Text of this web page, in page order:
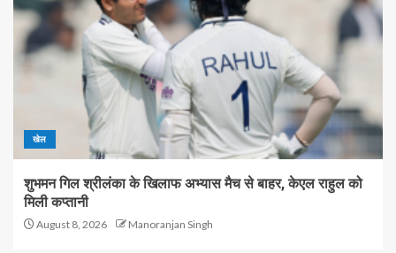
खेल
शुभमन गिल श्रीलंका के खिलाफ अभ्यास मैच से बाहर, केएल राहुल को
मिली कप्तानी
August 8, 2026 Manoranjan Singh